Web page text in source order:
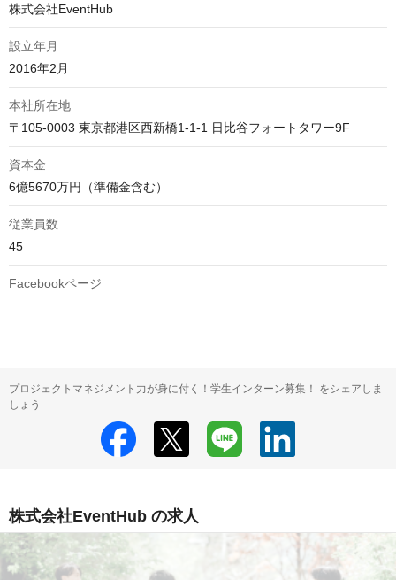
株式会社EventHub
設立年月
2016年2月
本社所在地
〒105-0003 東京都港区西新橋1-1-1 日比谷フォートタワー9F
資本金
6億5670万円（準備金含む）
従業員数
45
Facebookページ
プロジェクトマネジメント力が身に付く！学生インターン募集！ をシェアしま
しょう
株式会社EventHub の求人